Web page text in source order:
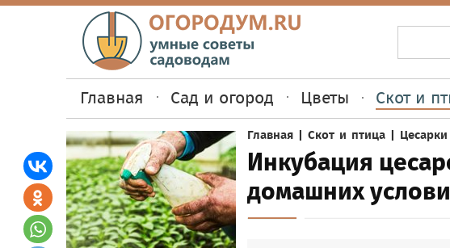
Главная Сад и огород Цветы Скот и
Главная | Скот и птица | Цесарки
Инкубация
домашних